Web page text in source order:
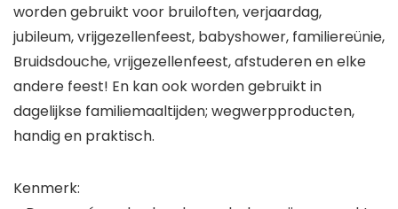
worden gebruikt voor bruiloften, verjaardag,
jubileum, vrijgezellenfeest, babyshower, familiereünie,
Bruidsdouche, vrijgezellenfeest, afstuderen en elke
andere feest! En kan ook worden gebruikt in
dagelijkse familiemaaltijden; wegwerpproducten,
handig en praktisch.
Kenmerk: